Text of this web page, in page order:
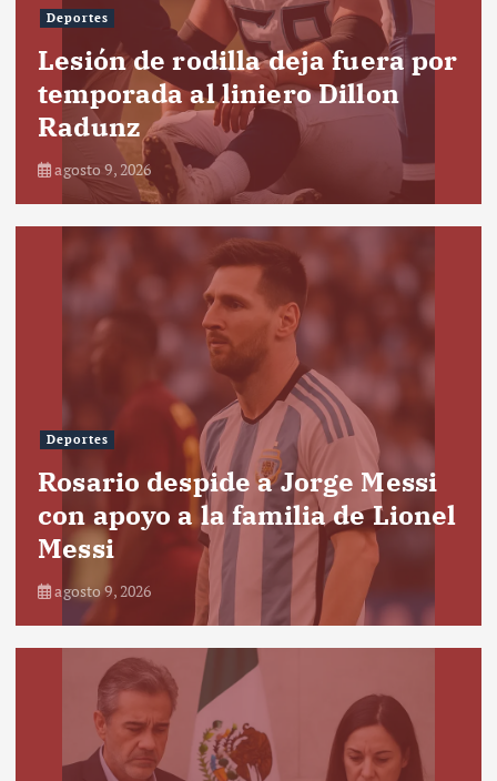
Deportes
Lesión de rodilla deja fuera por
temporada al liniero Dillon
Radunz
agosto 9, 2026
Deportes
Rosario despide a Jorge Messi
con apoyo a la familia de Lionel
Messi
agosto 9, 2026